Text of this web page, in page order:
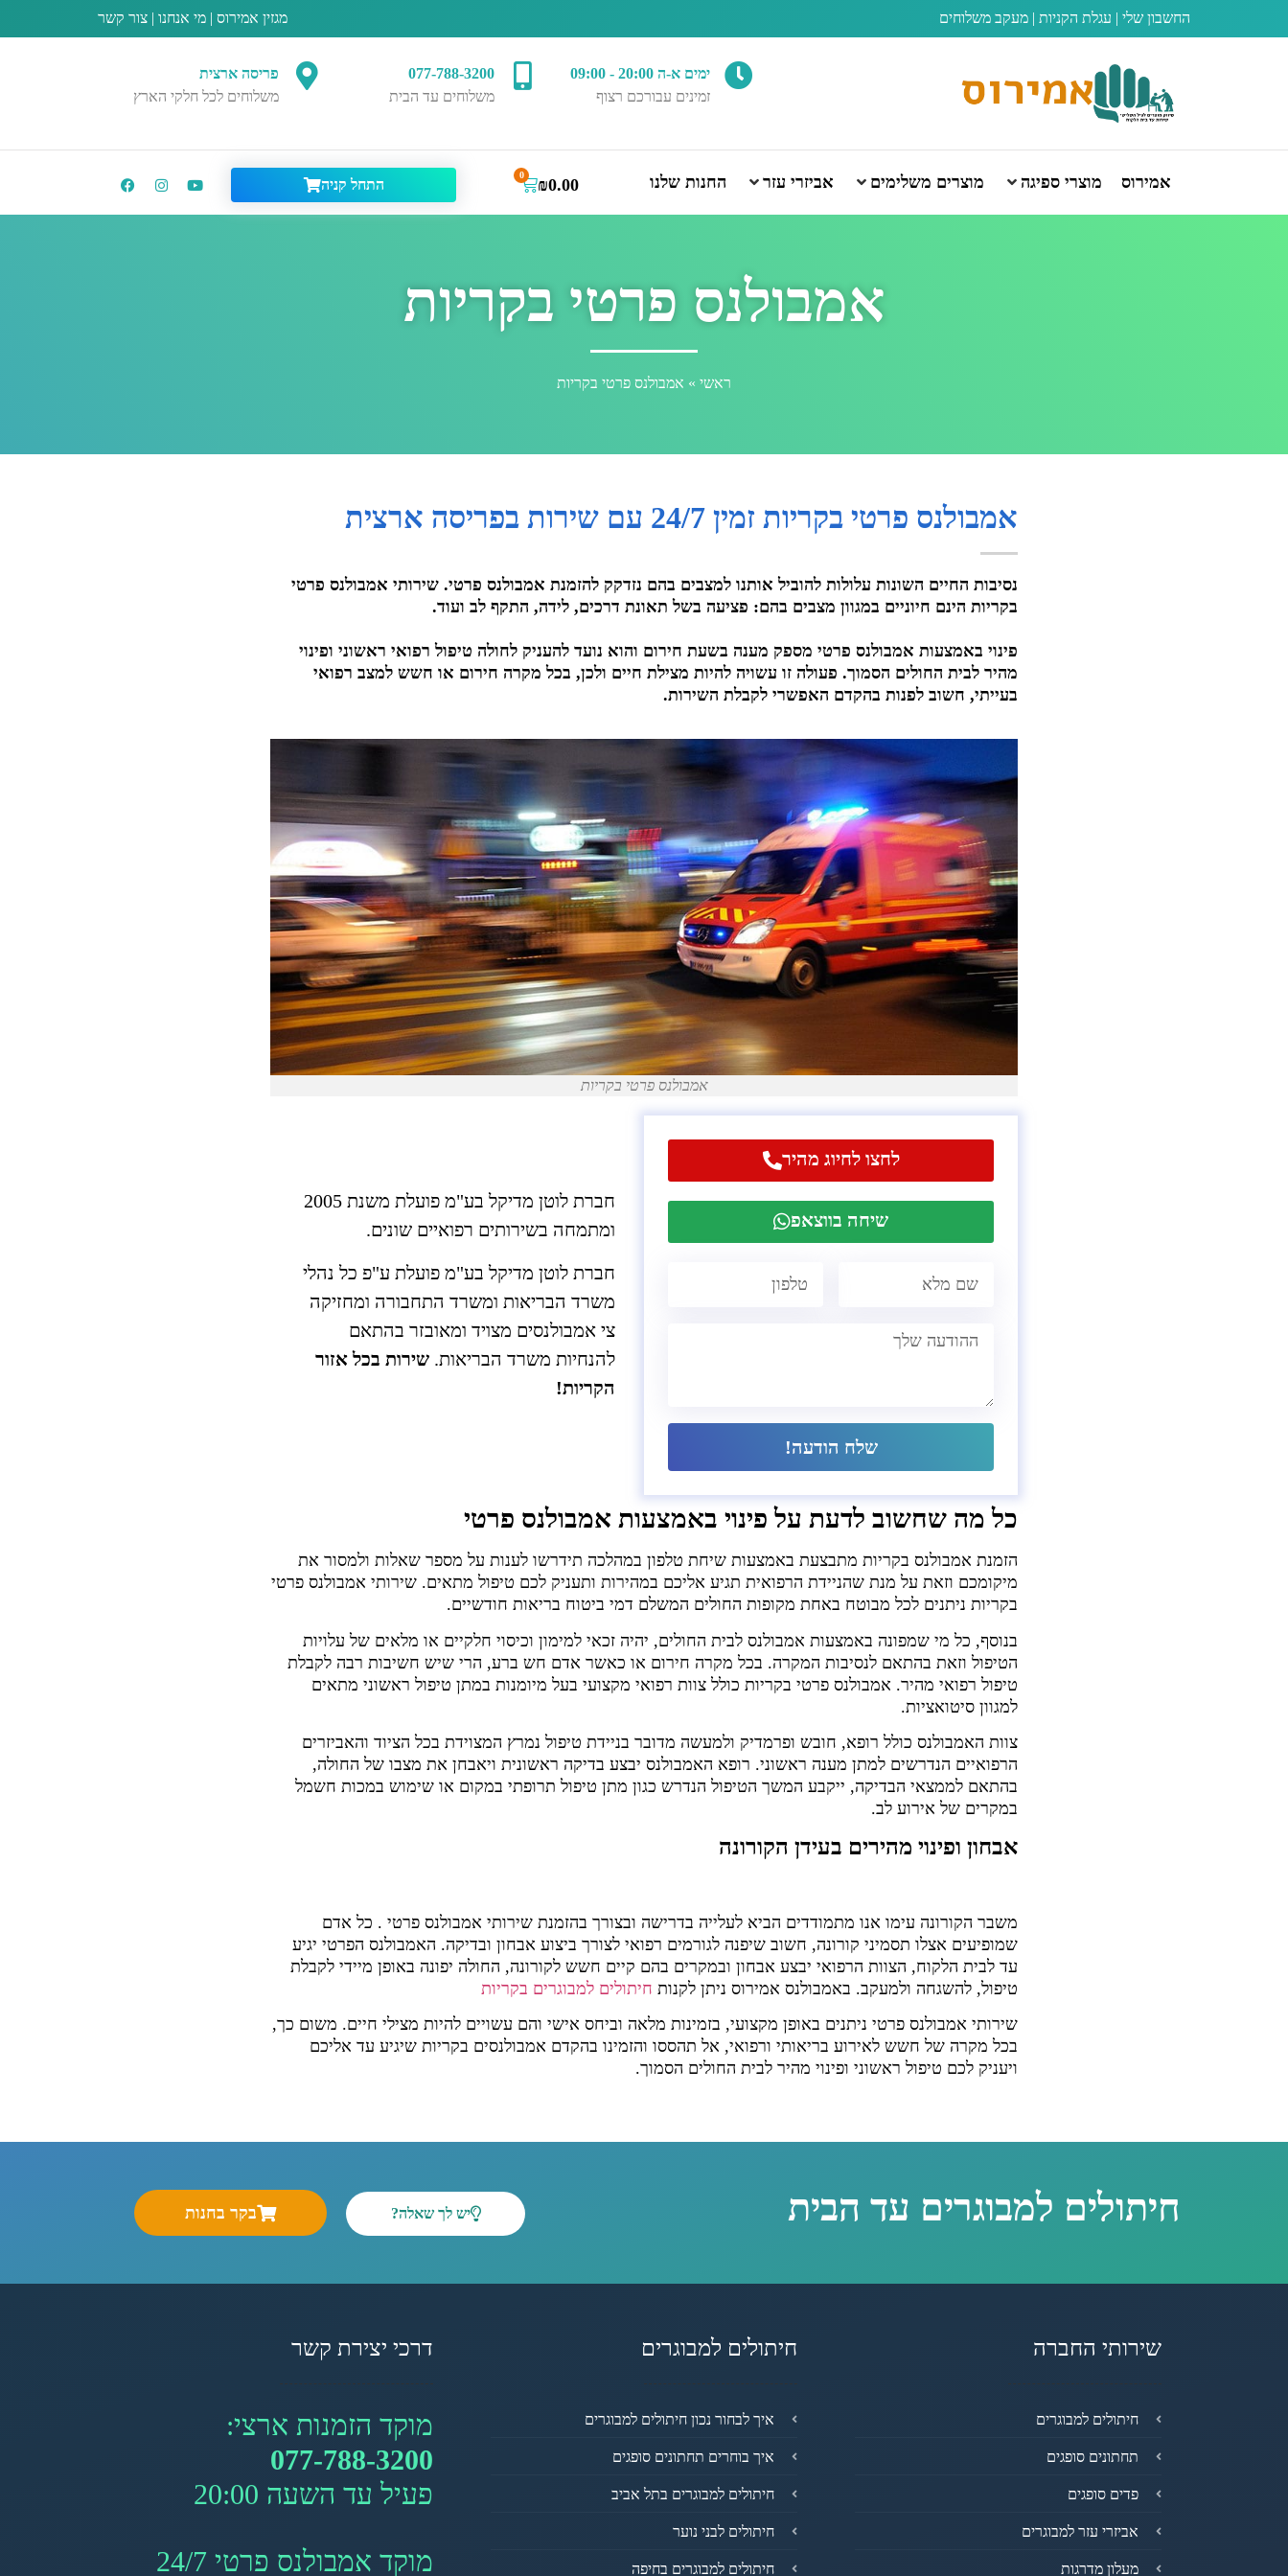
החשבון שלי | עגלת הקניות | מעקב משלוחים מגזין אמירוס | מי אנחנו | צור קשר
ימים א-ה 20:00 - 09:00
זמינים עבורכם רצוף
077-788-3200
משלוחים עד הבית
פריסה ארצית
משלוחים לכל חלקי הארץ
אמירוס מוצרי ספיגה מוצרים משלימים אביזרי עזר החנות שלנו ₪0.00
0
התחל קניה
אמבולנס פרטי בקריות
ראשי » אמבולנס פרטי בקריות
אמבולנס פרטי בקריות זמין 24/7 עם שירות בפריסה ארצית
נסיבות החיים השונות עלולות להוביל אותנו למצבים בהם נזדקק להזמנת אמבולנס פרטי. שירותי אמבולנס פרטי
בקריות הינם חיוניים במגוון מצבים בהם: פציעה בשל תאונת דרכים, לידה, התקף לב ועוד.
פינוי באמצעות אמבולנס פרטי מספק מענה בשעת חירום והוא נועד להעניק לחולה טיפול רפואי ראשוני ופינוי
מהיר לבית החולים הסמוך. פעולה זו עשויה להיות מצילת חיים ולכן, בכל מקרה חירום או חשש למצב רפואי
בעייתי, חשוב לפנות בהקדם האפשרי לקבלת השירות.
אמבולנס פרטי בקריות
לחצו לחיוג מהיר
שיחה בווצאפ
שלח הודעה!
חברת לוטן מדיקל בע"מ פועלת משנת 2005
ומתמחה בשירותים רפואיים שונים.
חברת לוטן מדיקל בע"מ פועלת ע"פ כל נהלי
משרד הבריאות ומשרד התחבורה ומחזיקה
צי אמבולנסים מצויד ומאובזר בהתאם
להנחיות משרד הבריאות. שירות בכל אזור
הקריות!
כל מה שחשוב לדעת על פינוי באמצעות אמבולנס פרטי
הזמנת אמבולנס בקריות מתבצעת באמצעות שיחת טלפון במהלכה תידרשו לענות על מספר שאלות ולמסור את
מיקומכם וזאת על מנת שהניידת הרפואית תגיע אליכם במהירות ותעניק לכם טיפול מתאים. שירותי אמבולנס פרטי
בקריות ניתנים לכל מבוטח באחת מקופות החולים המשלם דמי ביטוח בריאות חודשיים.
בנוסף, כל מי שמפונה באמצעות אמבולנס לבית החולים, יהיה זכאי למימון וכיסוי חלקיים או מלאים של עלויות
הטיפול וזאת בהתאם לנסיבות המקרה. בכל מקרה חירום או כאשר אדם חש ברע, הרי שיש חשיבות רבה לקבלת
טיפול רפואי מהיר. אמבולנס פרטי בקריות כולל צוות רפואי מקצועי בעל מיומנות במתן טיפול ראשוני מתאים
למגוון סיטואציות.
צוות האמבולנס כולל רופא, חובש ופרמדיק ולמעשה מדובר בניידת טיפול נמרץ המצוידת בכל הציוד והאביזרים
הרפואיים הנדרשים למתן מענה ראשוני. רופא האמבולנס יבצע בדיקה ראשונית ויאבחן את מצבו של החולה,
בהתאם לממצאי הבדיקה, ייקבע המשך הטיפול הנדרש כגון מתן טיפול תרופתי במקום או שימוש במכות חשמל
במקרים של אירוע לב.
אבחון ופינוי מהירים בעידן הקורונה
משבר הקורונה עימו אנו מתמודדים הביא לעלייה בדרישה ובצורך בהזמנת שירותי אמבולנס פרטי . כל אדם
שמופיעים אצלו תסמיני קורונה, חשוב שיפנה לגורמים רפואי לצורך ביצוע אבחון ובדיקה. האמבולנס הפרטי יגיע
עד לבית הלקוח, הצוות הרפואי יבצע אבחון ובמקרים בהם קיים חשש לקורונה, החולה יפונה באופן מיידי לקבלת
טיפול, להשגחה ולמעקב. באמבולנס אמירוס ניתן לקנות חיתולים למבוגרים בקריות
שירותי אמבולנס פרטי ניתנים באופן מקצועי, בזמינות מלאה וביחס אישי והם עשויים להיות מצילי חיים. משום כך,
בכל מקרה של חשש לאירוע בריאותי ורפואי, אל תהססו והזמינו בהקדם אמבולנסים בקריות שיגיע עד אליכם
ויעניק לכם טיפול ראשוני ופינוי מהיר לבית החולים הסמוך.
חיתולים למבוגרים עד הבית יש לך שאלה? בקר בחנות
שירותי החברה
חיתולים למבוגרים
תחתונים סופגים
פדים סופגים
אביזרי עזר למבוגרים
מעלון מדרגות
חיתולים למבוגרים
איך לבחור נכון חיתולים למבוגרים
איך בוחרים תחתונים סופגים
חיתולים למבוגרים בתל אביב
חיתולים לבני נוער
חיתולים למבוגרים בחיפה
דרכי יצירת קשר
מוקד הזמנות ארצי:
077-788-3200
פעיל עד השעה 20:00
מוקד אמבולנס פרטי 24/7